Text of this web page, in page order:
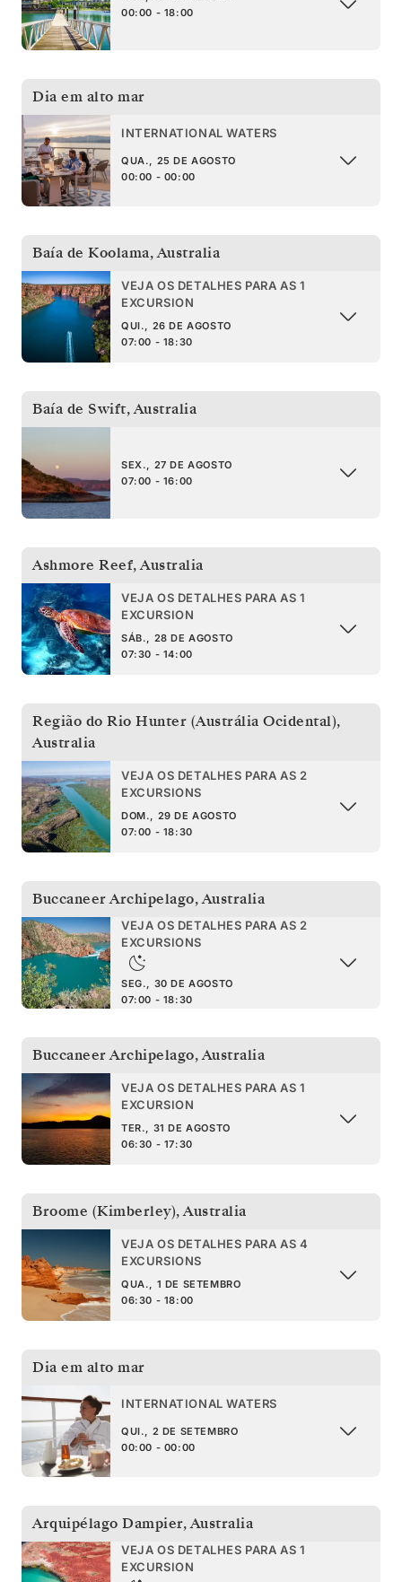
00:00 - 18:00
Dia em alto mar
INTERNATIONAL WATERS
QUA., 25 DE AGOSTO
00:00 - 00:00
Baía de Koolama,Australia
VEJA OS DETALHES PARA AS 1
EXCURSION
QUI., 26 DE AGOSTO
07:00 - 18:30
Baía de Swift,Australia
SEX., 27 DE AGOSTO
07:00 - 16:00
Ashmore Reef,Australia
VEJA OS DETALHES PARA AS 1
EXCURSION
SÁB., 28 DE AGOSTO
07:30 - 14:00
Região do Rio Hunter (Austrália Ocidental),
Australia
VEJA OS DETALHES PARA AS 2
EXCURSIONS
DOM., 29 DE AGOSTO
07:00 - 18:30
Buccaneer Archipelago,Australia
VEJA OS DETALHES PARA AS 2
EXCURSIONS
SEG., 30 DE AGOSTO
07:00 - 18:30
Buccaneer Archipelago,Australia
VEJA OS DETALHES PARA AS 1
EXCURSION
TER., 31 DE AGOSTO
06:30 - 17:30
Broome (Kimberley),Australia
VEJA OS DETALHES PARA AS 4
EXCURSIONS
QUA., 1 DE SETEMBRO
06:30 - 18:00
Dia em alto mar
INTERNATIONAL WATERS
QUI., 2 DE SETEMBRO
00:00 - 00:00
Arquipélago Dampier,Australia
VEJA OS DETALHES PARA AS 1
EXCURSION